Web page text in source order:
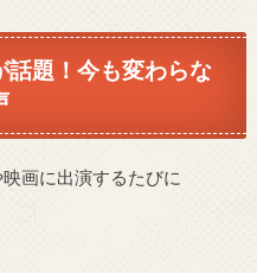
話題！今も変わらな
画に出演するたびに